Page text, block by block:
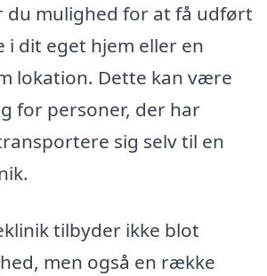
du mulighed for at få udført
i dit eget hjem eller en
lokation. Dette kan være
for personer, der har
sig selv til en
tilbyder ikke blot
men også en række